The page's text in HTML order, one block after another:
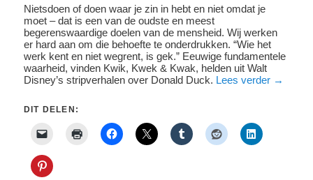
Nietsdoen of doen waar je zin in hebt en niet omdat je
moet – dat is een van de oudste en meest
begerenswaardige doelen van de mensheid. Wij werken
er hard aan om die behoefte te onderdrukken. “Wie het
werk kent en niet wegrent, is gek.” Eeuwige fundamentele
waarheid, vinden Kwik, Kwek & Kwak, helden uit Walt
Disney’s stripverhalen over Donald Duck. Lees verder →
DIT DELEN: